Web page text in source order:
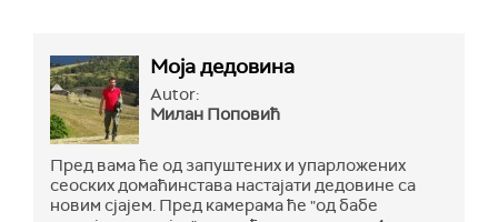
Моја дедовина
Autor:
Милан Поповић
Пред вама ће од запуштених и упарложених
сеоских домаћинстава настајати дедовине са
новим сјајем. Пред камерама ће "од бабе